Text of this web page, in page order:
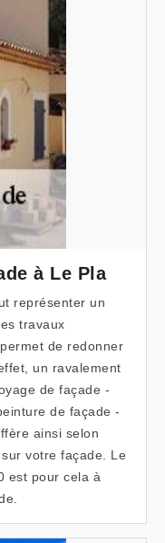
à Le Pla
représenter un
travaux
de redonner
un ravalement
de façade -
de façade -
ainsi selon
votre façade. Le
est pour cela à